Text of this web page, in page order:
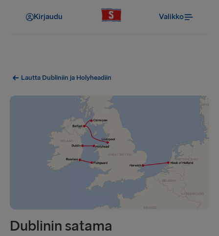
Kirjaudu Valikko
Lautta Dubliniin ja Holyheadiin
Dublinin satama